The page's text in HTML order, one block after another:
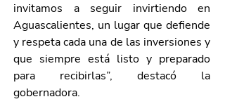
invitamos a seguir invirtiendo en
Aguascalientes, un lugar que defiende
y respeta cada una de las inversiones y
que siempre está listo y preparado
para recibirlas”, destacó la
gobernadora.